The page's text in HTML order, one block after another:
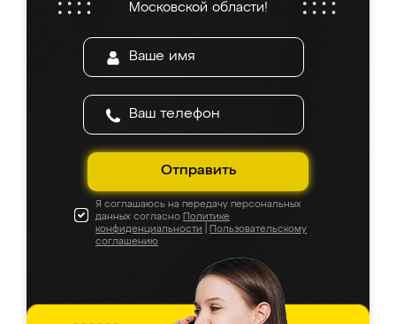
Московской области!
Отправить
Я соглашаюсь на передачу персональных
данных согласно Политике
конфиденциальности
Пользовательскому
соглашению